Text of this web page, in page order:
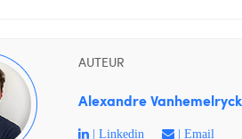
AUTEUR
Alexandre Vanhemelryck
| Linkedin | Email